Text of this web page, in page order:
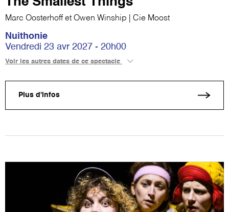
Marc Oosterhoff et Owen Winship | Cie Moost
Nuithonie
Vendredi 23 avr 2027 - 20h00
Voir les autres dates de ce spectacle
Plus d'infos